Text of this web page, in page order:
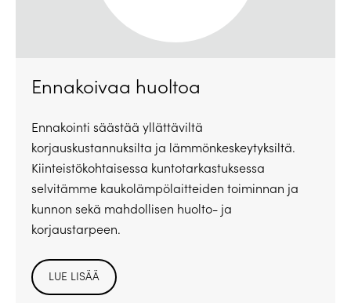
Ennakoivaa huoltoa
Ennakointi säästää yllättäviltä
korjauskustannuksilta ja lämmönkeskeytyksiltä.
Kiinteistökohtaisessa kuntotarkastuksessa
selvitämme kaukolämpölaitteiden toiminnan ja
kunnon sekä mahdollisen huolto- ja
korjaustarpeen.
LUE LISÄÄ